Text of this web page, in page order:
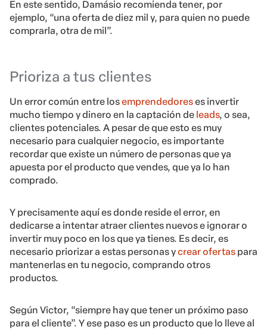
En este sentido, Damásio recomienda tener, por
ejemplo, “una oferta de diez mil y, para quien no puede
comprarla, otra de mil”.
Prioriza a tus clientes
Un error común entre losemprendedoreses invertir
mucho tiempo y dinero en la captación de leads, o sea,
clientes potenciales. A pesar de que esto es muy
necesario para cualquier negocio, es importante
recordar que existe un número de personas que ya
apuesta por el producto que vendes, que ya lo han
comprado.
Y precisamente aquí es donde reside el error, en
dedicarse a intentar atraer clientes nuevos e ignorar o
invertir muy poco en los que ya tienes. Es decir, es
necesario priorizar a estas personas ycrear ofertas para
mantenerlas en tu negocio, comprando otros
productos.
Según Victor, “siempre hay que tener un próximo paso
para el cliente”. Y ese paso es un producto que lo lleve al